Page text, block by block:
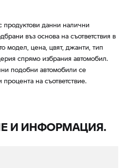
продуктови данни налични
въз основа на съответствия в
модел, цена, цвят, джанти, тип
спрямо избрания автомобил.
подобни автомобили се
на съответствие.
И ИНФОРМАЦИЯ.